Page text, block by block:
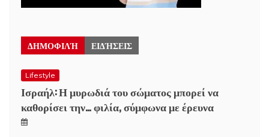
ΔΗΜΟΦΙΛΉ ΕΙΔΉΣΕΙΣ
Lifestyle
Ισραήλ: Η μυρωδιά του σώματος μπορεί να
καθορίσει την… φιλία, σύμφωνα με έρευνα